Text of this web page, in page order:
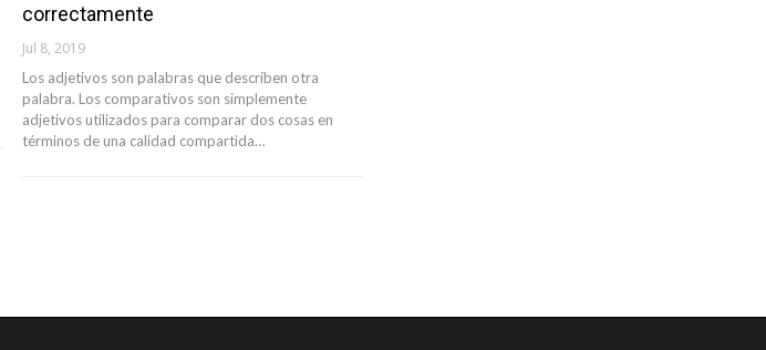
correctamente
Jul 8, 2019
Los adjetivos son palabras que describen otra
palabra. Los comparativos son simplemente
adjetivos utilizados para comparar dos cosas en
términos de una calidad compartida…